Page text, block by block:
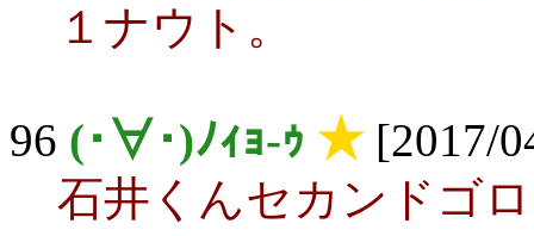
１ナウト。
96 (･∀･)ﾉｨｮ-ｩ ★[2017/
石井くんセカンドゴ